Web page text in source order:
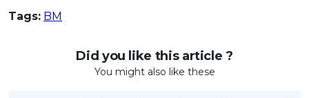
Tags: BM
Did you like this article ?
You might also like these